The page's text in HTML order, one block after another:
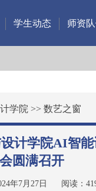
学生动态 师资
学院 >> 数艺之窗
计学院AI智能
圆满召开
年7月27日 阅读：